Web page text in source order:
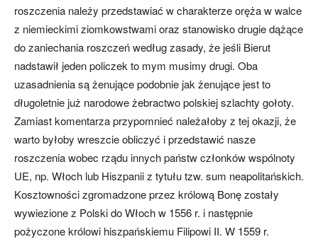
roszczenia należy przedstawiać w charakterze oręża w walce
z niemieckimi ziomkowstwami oraz stanowisko drugie dążące
do zaniechania roszczeń według zasady, że jeśli Bierut
nadstawił jeden policzek to mym musimy drugi. Oba
uzasadnienia są żenujące podobnie jak żenujące jest to
długoletnie już narodowe żebractwo polskiej szlachty gołoty.
Zamiast komentarza przypomnieć należałoby z tej okazji, że
warto byłoby wreszcie obliczyć i przedstawić nasze
roszczenia wobec rządu innych państw członków wspólnoty
UE, np. Włoch lub Hiszpanii z tytułu tzw. sum neapolitańskich.
Kosztowności zgromadzone przez królową Bonę zostały
wywiezione z Polski do Włoch w 1556 r. i następnie
pożyczone królowi hiszpańskiemu Filipowi II. W 1559 r.